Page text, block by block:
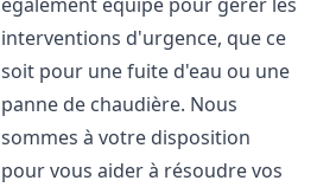
interventions d'urgence, que ce
soit pour une fuite d'eau ou une
panne de chaudière. Nous
sommes à votre disposition
pour vous aider à résoudre vos